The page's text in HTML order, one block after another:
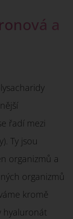
a
řadí mezi
Ty jsou
organizmů a
organizmů
kromě
hyaluronát